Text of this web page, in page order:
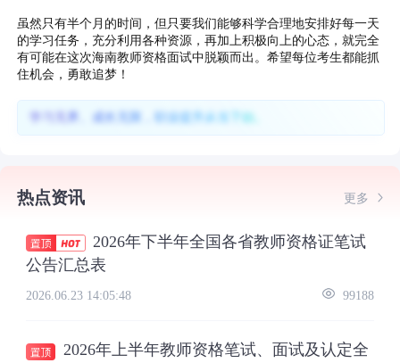
虽然只有半个月的时间，但只要我们能够科学合理地安排好每一天
的学习任务，充分利用各种资源，再加上积极向上的心态，就完全
有可能在这次海南教师资格面试中脱颖而出。希望每位考生都能抓
住机会，勇敢追梦！
学习无界、成长无限，职业提升从当下始。
热点资讯 更多
2026年下半年全国各省教师资格证笔试
公告汇总表
2026.06.23 14:05:48 99188
2026年上半年教师资格笔试、面试及认定全